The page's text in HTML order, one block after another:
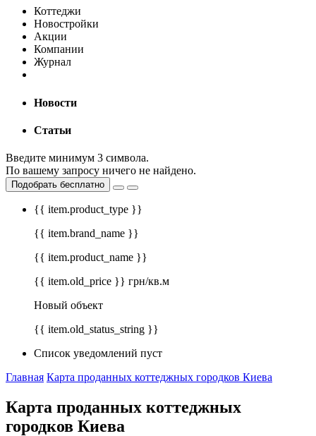
Коттеджи
Новостройки
Акции
Компании
Журнал
Новости
Статьи
Введите минимум 3 символа.
По вашему запросу ничего не найдено.
Подобрать бесплатно
{{ item.product_type }}
{{ item.brand_name }}
{{ item.product_name }}
{{ item.old_price }} грн/кв.м
Новый объект
{{ item.old_status_string }}
Список уведомлений пуст
Главная Карта проданных коттеджных городков Киева
Карта проданных коттеджных
городков Киева